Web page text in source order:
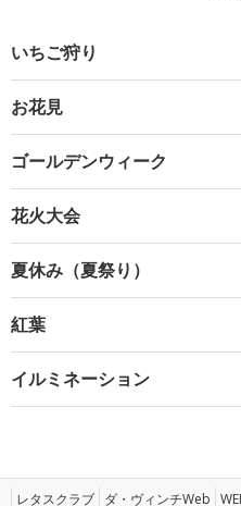
いちご狩り
お花見
ゴールデンウィーク
花火大会
夏休み（夏祭り）
紅葉
イルミネーション
レタスクラブ ダ・ヴィンチWeb